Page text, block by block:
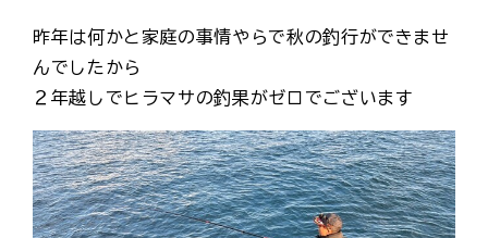
昨年は何かと家庭の事情やらで秋の釣行ができませ
んでしたから
２年越しでヒラマサの釣果がゼロでございます